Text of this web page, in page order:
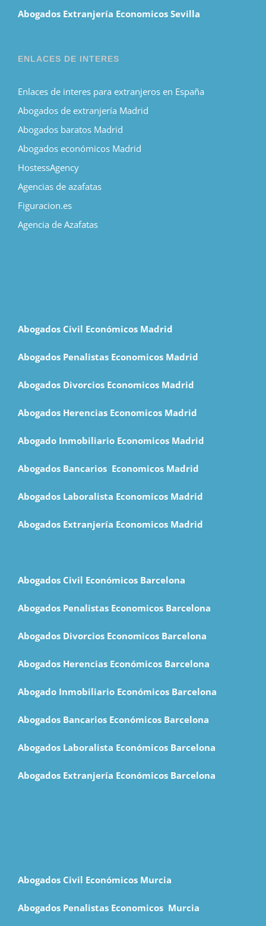
Abogados Extranjería Economicos Sevilla
ENLACES DE INTERES
Enlaces de interes para extranjeros en España
Abogados de extranjería Madrid
Abogados baratos Madrid
Abogados económicos Madrid
HostessAgency
Agencias de azafatas
Figuracion.es
Agencia de Azafatas
Abogados Civil Económicos Madrid
Abogados Penalistas Economicos Madrid
Abogados Divorcios Economicos Madrid
Abogados Herencias Economicos Madrid
Abogado Inmobiliario Economicos Madrid
Abogados Bancarios Economicos Madrid
Abogados Laboralista Economicos Madrid
Abogados Extranjería Economicos Madrid
Abogados Civil Económicos Barcelona
Abogados Penalistas Economicos Barcelona
Abogados Divorcios Economicos Barcelona
Abogados Herencias Económicos Barcelona
Abogado Inmobiliario Económicos Barcelona
Abogados Bancarios Económicos Barcelona
Abogados Laboralista Económicos Barcelona
Abogados Extranjería Económicos Barcelona
Abogados Civil Económicos Murcia
Abogados Penalistas Economicos Murcia